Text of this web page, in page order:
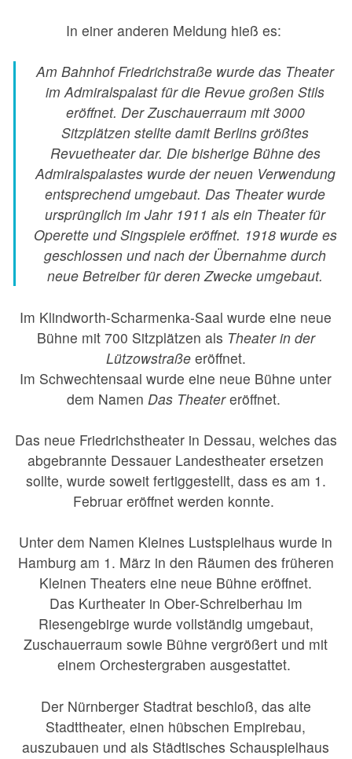
In einer anderen Meldung hieß es:
Am Bahnhof Friedrichstraße wurde das Theater
im Admiralspalast für die Revue großen Stils
eröffnet. Der Zuschauerraum mit 3000
Sitzplätzen stellte damit Berlins größtes
Revuetheater dar. Die bisherige Bühne des
Admiralspalastes wurde der neuen Verwendung
entsprechend umgebaut. Das Theater wurde
ursprünglich im Jahr 1911 als ein Theater für
Operette und Singspiele eröffnet. 1918 wurde es
geschlossen und nach der Übernahme durch
neue Betreiber für deren Zwecke umgebaut.
Im Klindworth-Scharmenka-Saal wurde eine neue
Bühne mit 700 Sitzplätzen als Theater in der
Lützowstraßeeröffnet.
Im Schwechtensaal wurde eine neue Bühne unter
dem Namen Das Theatereröffnet.
Das neue Friedrichstheater in Dessau, welches das
abgebrannte Dessauer Landestheater ersetzen
sollte, wurde soweit fertiggestellt, dass es am 1.
Februar eröffnet werden konnte.
Unter dem Namen Kleines Lustspielhaus wurde in
Hamburg am 1. März in den Räumen des früheren
Kleinen Theaters eine neue Bühne eröffnet.
Das Kurtheater in Ober-Schreiberhau im
Riesengebirge wurde vollständig umgebaut,
Zuschauerraum sowie Bühne vergrößert und mit
einem Orchestergraben ausgestattet.
Der Nürnberger Stadtrat beschloß, das alte
Stadttheater, einen hübschen Empirebau,
auszubauen und als Städtisches Schauspielhaus